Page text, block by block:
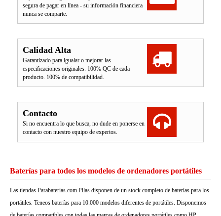
segura de pagar en línea - su información financiera
nunca se comparte.
Calidad Alta
Garantizado para igualar o mejorar las
especificaciones originales. 100% QC de cada
producto. 100% de compatibilidad.
Contacto
Si no encuentra lo que busca, no dude en ponerse en
contacto con nuestro equipo de expertos.
Baterías para todos los modelos de ordenadores portátiles
Las tiendas Parabaterias.com Pilas disponen de un stock completo de baterías para los
portátiles. Teneos baterías para 10.000 modelos diferentes de portátiles. Disponemos